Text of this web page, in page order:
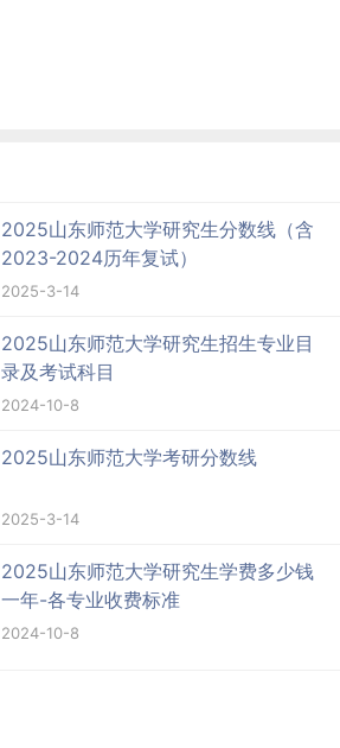
2025山东师范大学研究生分数线（含
2023-2024历年复试）
2025-3-14
2025山东师范大学研究生招生专业目
录及考试科目
2024-10-8
2025山东师范大学考研分数线
2025-3-14
2025山东师范大学研究生学费多少钱
一年-各专业收费标准
2024-10-8